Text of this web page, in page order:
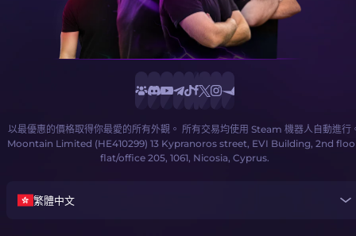
以最優惠的價格取得你最愛的所有外觀。 所有交易均使用 Steam 機器人自動進行
Moontain Limited (HE410299) 13 Kypranoros street, EVI Building, 2nd
flat/office 205, 1061, Nicosia, Cyprus.
繁體中文